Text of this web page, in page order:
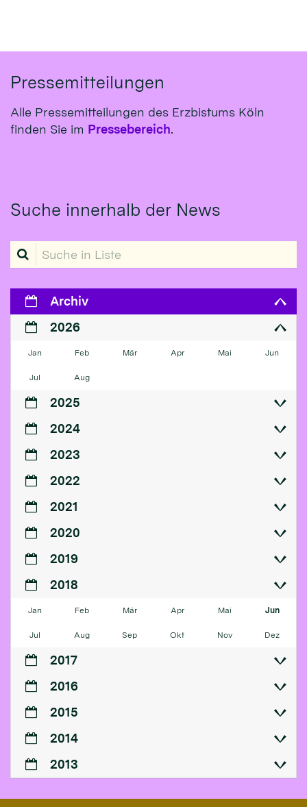
Pressemitteilungen
Alle Pressemitteilungen des Erzbistums Köln
finden Sie im Pressebereich.
Suche innerhalb der News
Suche in Liste
Archiv
2026
Jan Feb Mär Apr Mai Jun
Jul Aug
2025
2024
2023
2022
2021
2020
2019
2018
Jan Feb Mär Apr Mai Jun
Jul Aug Sep Okt Nov Dez
2017
2016
2015
2014
2013